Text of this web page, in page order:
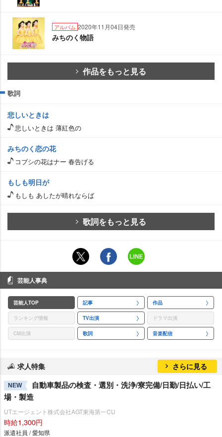
アルバム 2020年11月04日発売
みちのく物語
作品をもっと見る
歌詞
悲しいときは
悲しいときは 薄紅色の
みちのく恋の花
コブシの花はナー 春告げる
もしも明日が
もしも あしたが晴れならば
歌詞をもっと見る
芸能人事典
芸能人TOP 記事 作品
ランキング情報 TV出演 ドラマ出演
CM出演 歌詞 音楽配信
求人特集 さらに見る
NEW
自動車製品の検査・選別・洗浄/寮完備/日勤/日払い/工
場・製造
UTエージェント株式会社AGT東海第一CU
時給1,300円
派遣社員 / 愛知県